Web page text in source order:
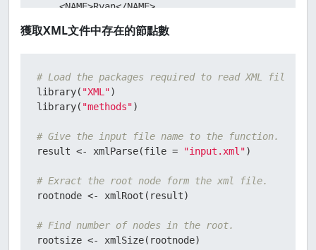
    <NAME>Ryan</NAME>
    <STARTDATE>5/11/2014</STARTDATE>
  <EMPLOYEE>
    <ID>5</ID>
    <NAME>Gary</NAME>
    <STARTDATE>3/27/2015</STARTDATE>
    <DEPT>Finance</DEPT>
  <EMPLOYEE>
    <ID>6</ID>
    <SALARY>578</SALARY>
    <STARTDATE>5/21/2013</STARTDATE>
獲取XML文件中存在的節點數
# Load the packages required to read XML files.
library( "XML")
library( "methods")
# Give the input file name to the function.
result <- xmlParse(file = "input.xml")
# Exract the root node form the xml file.
rootnode <- xmlRoot ( result)
# Find number of nodes in the root.
rootsize <- xmlSize( rootnode)